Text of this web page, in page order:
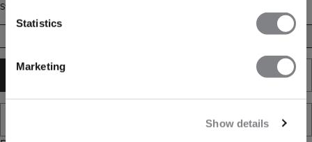
Statistics
Marketing
Show details
Størrelse
XXL
TILFØJ TIL ØNSKESKYEN